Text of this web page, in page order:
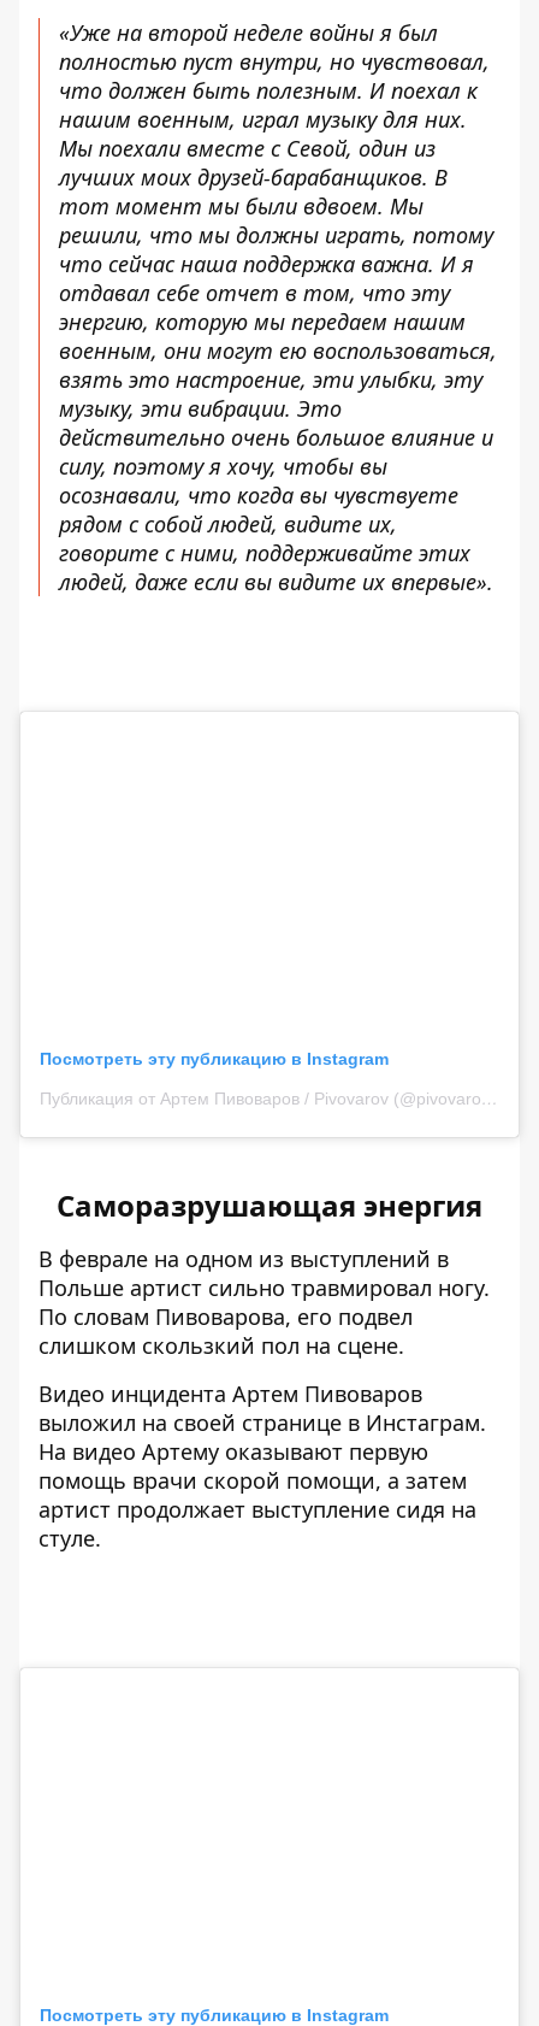
«Уже на второй неделе войны я был
полностью пуст внутри, но чувствовал,
что должен быть полезным. И поехал к
нашим военным, играл музыку для них.
Мы поехали вместе с Севой, один из
лучших моих друзей-барабанщиков. В
тот момент мы были вдвоем. Мы
решили, что мы должны играть, потому
что сейчас наша поддержка важна. И я
отдавал себе отчет в том, что эту
энергию, которую мы передаем нашим
военным, они могут ею воспользоваться,
взять это настроение, эти улыбки, эту
музыку, эти вибрации. Это
действительно очень большое влияние и
силу, поэтому я хочу, чтобы вы
осознавали, что когда вы чувствуете
рядом с собой людей, видите их,
говорите с ними, поддерживайте этих
людей, даже если вы видите их впервые».
Посмотреть эту публикацию в Instagram
Публикация от Артем Пивоваров / Pivovarov (@pivovarovmusic)
Саморазрушающая энергия
В феврале на одном из выступлений в
Польше артист сильно травмировал ногу.
По словам Пивоварова, его подвел
слишком скользкий пол на сцене.
Видео инцидента Артем Пивоваров
выложил на своей странице в Инстаграм.
На видео Артему оказывают первую
помощь врачи скорой помощи, а затем
артист продолжает выступление сидя на
стуле.
Посмотреть эту публикацию в Instagram